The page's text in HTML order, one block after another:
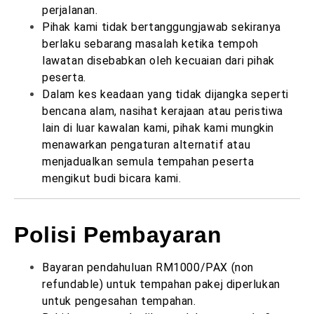
perjalanan.
Pihak kami tidak bertanggungjawab sekiranya
berlaku sebarang masalah ketika tempoh
lawatan disebabkan oleh kecuaian dari pihak
peserta.
Dalam kes keadaan yang tidak dijangka seperti
bencana alam, nasihat kerajaan atau peristiwa
lain di luar kawalan kami, pihak kami mungkin
menawarkan pengaturan alternatif atau
menjadualkan semula tempahan peserta
mengikut budi bicara kami.
Polisi Pembayaran
Bayaran pendahuluan RM1000/PAX (non
refundable) untuk tempahan pakej diperlukan
untuk pengesahan tempahan.